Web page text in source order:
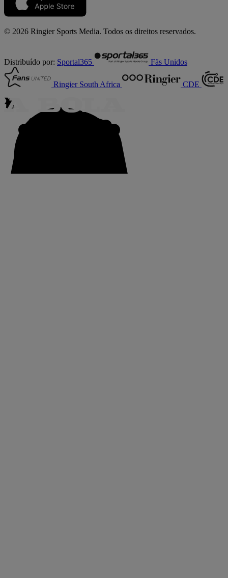
© 2026 Ringier Sports Media. Todos os direitos reservados.
Distribuído por: Sportal365 Fãs Unidos
Ringier South Africa CDE